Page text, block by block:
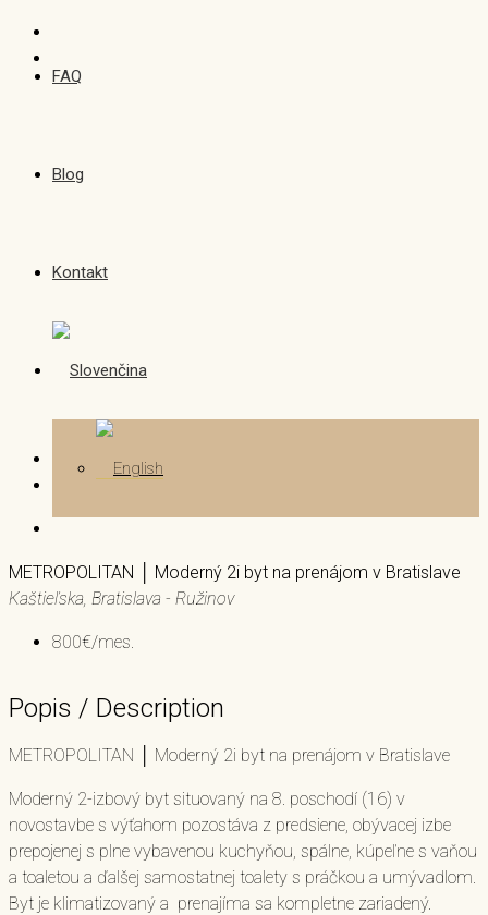
FAQ
Blog
Kontakt
METROPOLITAN │ Moderný 2i byt na prenájom v Bratislave
Kaštieľska, Bratislava - Ružinov
800€/mes.
Popis / Description
METROPOLITAN │ Moderný 2i byt na prenájom v Bratislave
Moderný 2-izbový byt situovaný na 8. poschodí (16) v
novostavbe s výťahom pozostáva z predsiene, obývacej izbe
prepojenej s plne vybavenou kuchyňou, spálne, kúpeľne s vaňou
a toaletou a ďalšej samostatnej toalety s práčkou a umývadlom.
Byt je klimatizovaný a prenajíma sa kompletne zariadený.